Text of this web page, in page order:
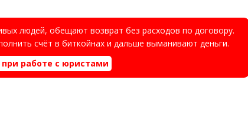
людей, обещают возврат без расходов по договору.
счёт в биткойнах и дальше выманивают деньги.
работе с юристами